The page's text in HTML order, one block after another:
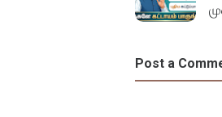
Post a